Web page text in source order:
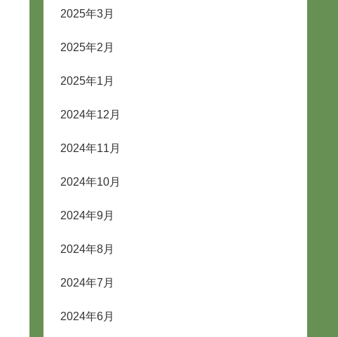
2025年3月
2025年2月
2025年1月
2024年12月
2024年11月
2024年10月
2024年9月
2024年8月
2024年7月
2024年6月